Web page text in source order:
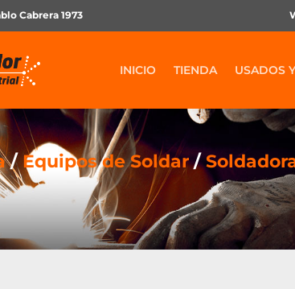
Cabrera 1973
INICIO TIENDA USADOS
/Equipos de Soldar/